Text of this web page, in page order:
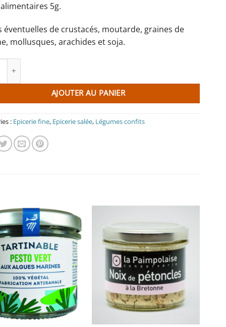
5g.
éventuelles de crustacés, moutarde, graines de
mollusques, arachides et soja.
AJOUTER AU PANIER
: Epicerie fine, Epicerie salée, Légumes confits